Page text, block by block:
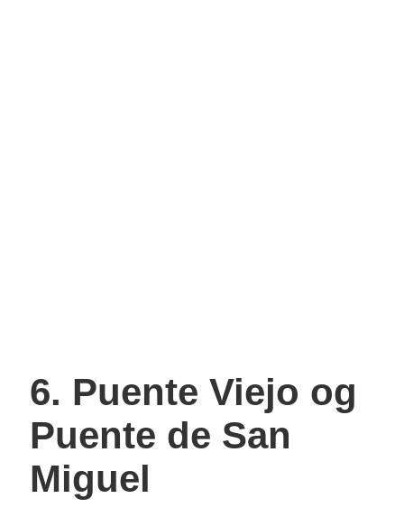
6. Puente Viejo og
Puente de San
Miguel